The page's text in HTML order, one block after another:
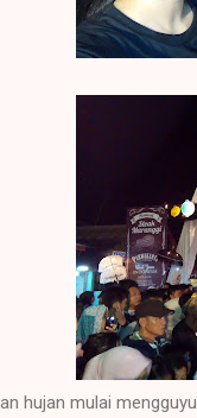
hujan mulai